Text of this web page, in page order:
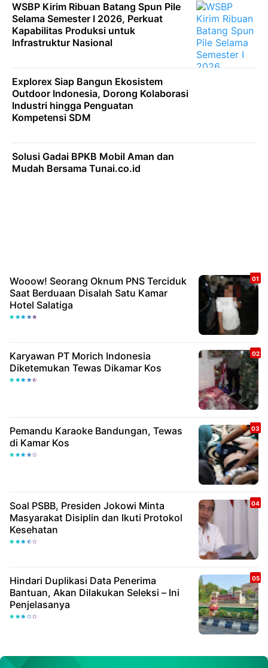
WSBP Kirim Ribuan Batang Spun Pile
Selama Semester I 2026, Perkuat
Kapabilitas Produksi untuk
Infrastruktur Nasional
Explorex Siap Bangun Ekosistem
Outdoor Indonesia, Dorong Kolaborasi
Industri hingga Penguatan
Kompetensi SDM
Solusi Gadai BPKB Mobil Aman dan
Mudah Bersama Tunai.co.id
Wooow! Seorang Oknum PNS Terciduk
Saat Berduaan Disalah Satu Kamar
Hotel Salatiga
Karyawan PT Morich Indonesia
Diketemukan Tewas Dikamar Kos
Pemandu Karaoke Bandungan, Tewas
di Kamar Kos
Soal PSBB, Presiden Jokowi Minta
Masyarakat Disiplin dan Ikuti Protokol
Kesehatan
Hindari Duplikasi Data Penerima
Bantuan, Akan Dilakukan Seleksi – Ini
Penjelasanya